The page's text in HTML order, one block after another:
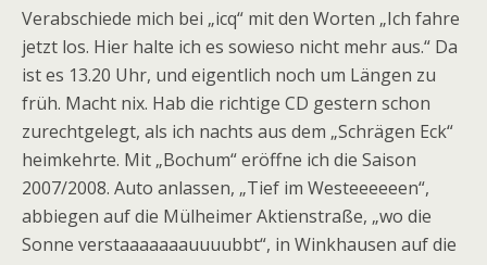
Verabschiede mich bei „icq“ mit den Worten „Ich fahre
jetzt los. Hier halte ich es sowieso nicht mehr aus.“ Da
ist es 13.20 Uhr, und eigentlich noch um Längen zu
früh. Macht nix. Hab die richtige CD gestern schon
zurechtgelegt, als ich nachts aus dem „Schrägen Eck“
heimkehrte. Mit „Bochum“ eröffne ich die Saison
2007/2008. Auto anlassen, „Tief im Westeeeeeen“,
abbiegen auf die Mülheimer Aktienstraße, „wo die
Sonne verstaaaaaaauuuubbt“, in Winkhausen auf die